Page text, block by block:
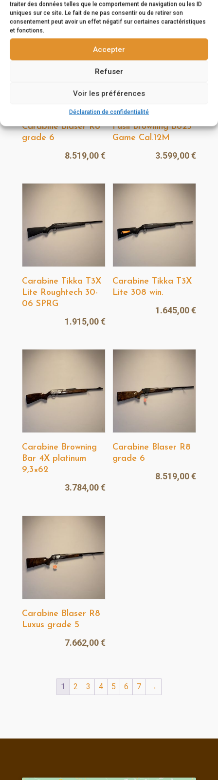
traiter des données telles que le comportement de navigation ou les ID
uniques sur ce site. Le fait de ne pas consentir ou de retirer son
consentement peut avoir un effet négatif sur certaines caractéristiques
et fonctions.
Accepter
Refuser
Voir les préférences
Déclaration de confidentialité
Carabine Blaser R8
grade 6
8.519,00€
Fusil Browning B825
Game Cal.12M
3.599,00€
Carabine Tikka T3X
Lite Roughtech 30-
06 SPRG
1.915,00€
Carabine Tikka T3X
Lite 308 win.
1.645,00€
Carabine Browning
Bar 4X platinum
9,3×62
3.784,00€
Carabine Blaser R8
grade 6
8.519,00€
Carabine Blaser R8
Luxus grade 5
7.662,00€
1 2 3 4 5 6 7 →